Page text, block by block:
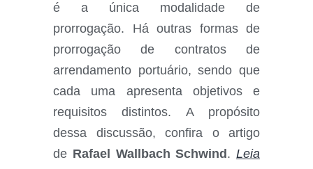
é a única modalidade de
prorrogação. Há outras formas de
prorrogação de contratos de
arrendamento portuário, sendo que
cada uma apresenta objetivos e
requisitos distintos. A propósito
dessa discussão, confira o artigo
de Rafael Wallbach Schwind . Leia